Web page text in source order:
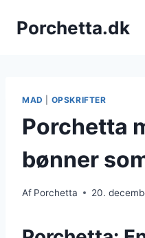
Porchetta.dk
MAD OPSKRIFTER
Porchetta
bønner
Af Porchetta 20.